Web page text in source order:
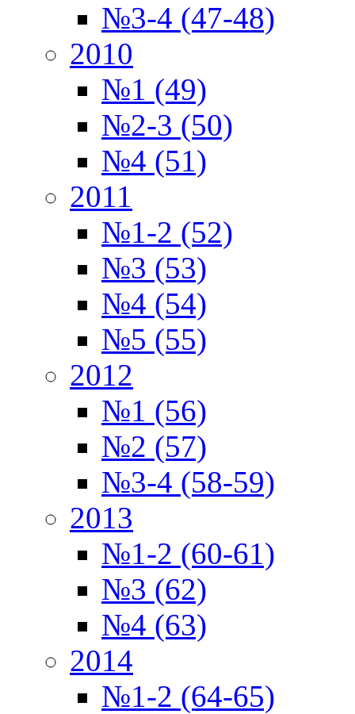
№3-4 (47-48)
2010
№1 (49)
№2-3 (50)
№4 (51)
2011
№1-2 (52)
№3 (53)
№4 (54)
№5 (55)
2012
№1 (56)
№2 (57)
№3-4 (58-59)
2013
№1-2 (60-61)
№3 (62)
№4 (63)
2014
№1-2 (64-65)